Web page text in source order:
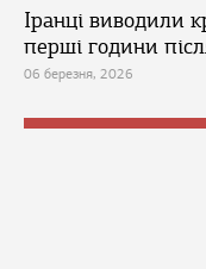
Іранці виводили
перші години
06 березня, 2026